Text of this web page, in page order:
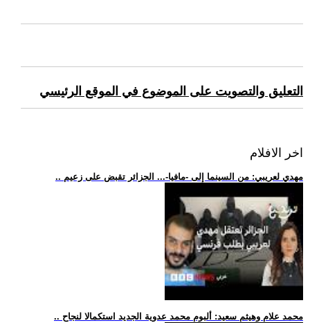
التعليق والتصويت على الموضوع في الموقع الرئيسي
اخر الافلام
.. مهدي لعريبي: من السينما إلى -مافيا-... الجزائر تقبض على زعيم
.. محمد علام وهيثم سعيد: ألبوم محمد عدوية الجديد استكمالا لنجاح